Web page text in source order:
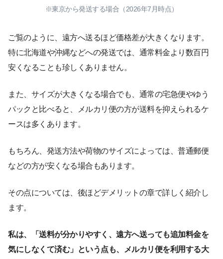
※東京から発送する場合（2026年7月時点）
ご覧のように、遠方へ送るほど価格差が大きくなります。
特に北海道や沖縄などへの発送では、通常料金より数百円
安くなることも珍しくありません。
また、サイズが大きくなる場合でも、通常の宅急便やゆう
パックと比べると、メルカリ便の方が送料を抑えられるケ
ースは多くあります。
もちろん、発送方法や荷物のサイズによっては、普通郵便
などの方が安くなる場合もあります。
その点については、後ほどデメリットの章で詳しく紹介し
ます。
私は、「送料が分かりやすく、遠方へ送っても追加料金を
気にしなくて済む」という点も、メルカリ便を利用する大